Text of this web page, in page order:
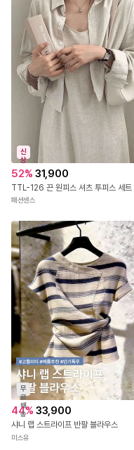
신
상
52% 31,900
TTL-126 끈 원피스 셔츠 투피스 세트
패션센스
무
료
배
송
44% 33,900
샤니 랩 스트라이프 반팔 블라우스
미스유